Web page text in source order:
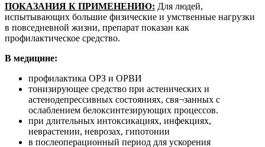
ПОКАЗАНИЯ К ПРИМЕНЕНИЮ: Для людей,
испытывающих большие физические и умственные нагрузки
в повседневной жизни, препарат показан как
профилактическое средство.
В медицине:
профилактика ОРЗ и ОРВИ
тонизирующее средство при астенических и
астенодепрессивных состояниях, свя¬занных с
ослаблением белоксинтезирующих процессов.
при длительных интоксикациях, инфекциях,
неврастении, неврозах, гипотонии
в послеоперационный период для ускорения